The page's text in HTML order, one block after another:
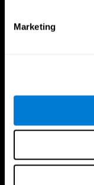
Marketing